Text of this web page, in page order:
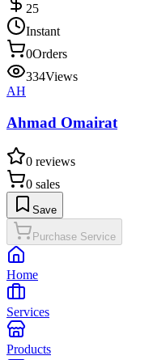
25
Instant
0Orders
334Views
AH
Ahmad Omairat
0 reviews
0 sales
Save
Purchase Service
Home
Services
Products